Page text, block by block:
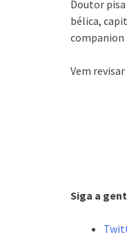
Doutor
bélica,
companion
Vem
Siga a